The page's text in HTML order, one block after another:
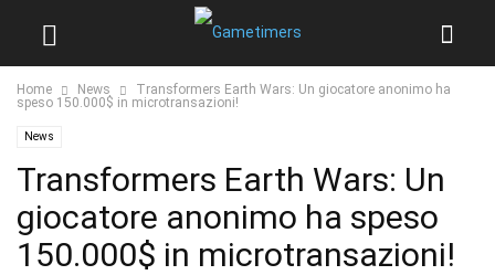
Home News
Transformers Earth Wars: Un giocatore anonimo ha
speso 150.000$ in microtransazioni!
News
Transformers Earth Wars: Un
giocatore anonimo ha speso
150.000$ in microtransazioni!